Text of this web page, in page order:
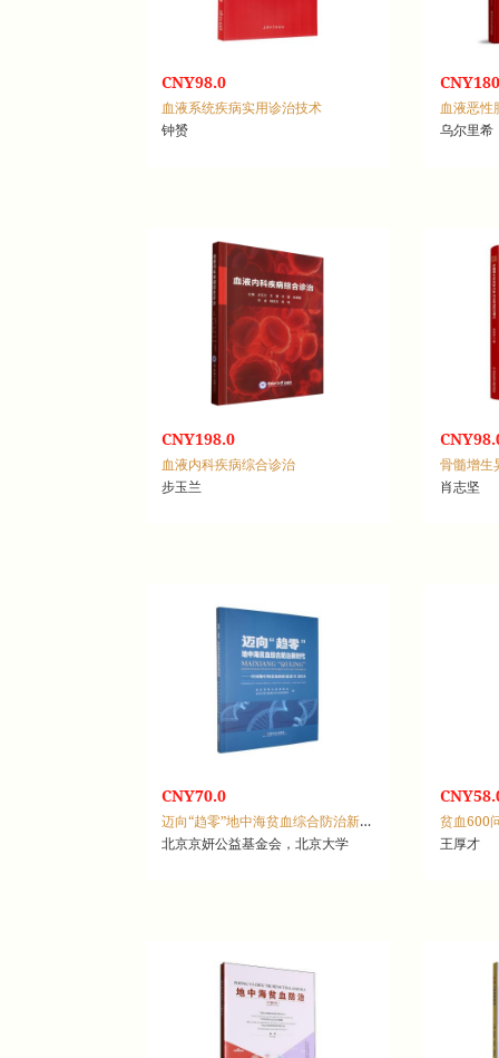
CNY98.0
血液系统疾病实用诊治技术
钟赟
CNY198.0
血液内科疾病综合诊治
步玉兰
肖志坚
CNY70.0
迈向“趋零”地中海贫血综合防治新时代：中国地中海贫血防治蓝皮书，2024
北京京妍公益基金会，北京大学
贫血600
王厚才